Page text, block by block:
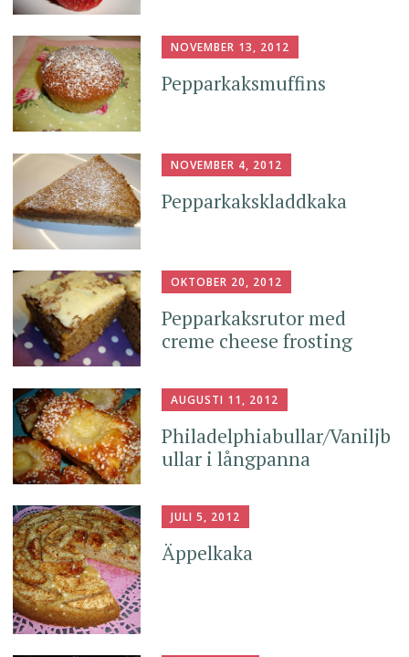
NOVEMBER 13, 2012
Pepparkaksmuffins
NOVEMBER 4, 2012
Pepparkakskladdkaka
OKTOBER 20, 2012
Pepparkaksrutor med
creme cheese frosting
AUGUSTI 11, 2012
Philadelphiabullar/Vaniljb
ullar i långpanna
JULI 5, 2012
Äppelkaka